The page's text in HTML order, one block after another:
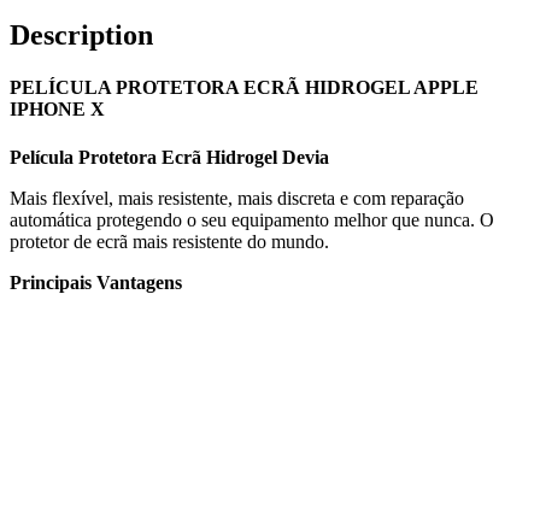
Description
PELÍCULA PROTETORA ECRÃ HIDROGEL APPLE
IPHONE X
Película Protetora Ecrã Hidrogel Devia
Mais flexível, mais resistente, mais discreta e com reparação
automática protegendo o seu equipamento melhor que nunca. O
protetor de ecrã mais resistente do mundo.
Principais Vantagens